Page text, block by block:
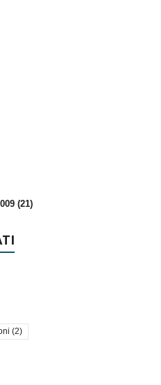
(21)
(2)